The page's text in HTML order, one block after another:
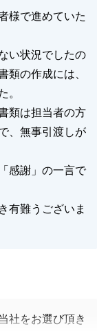
様で進めていた
い状況でしたの
類の作成には、
。
類は担当者の方
、無事引渡しが
感謝」の一言で
有難うございま
社をお選び頂き